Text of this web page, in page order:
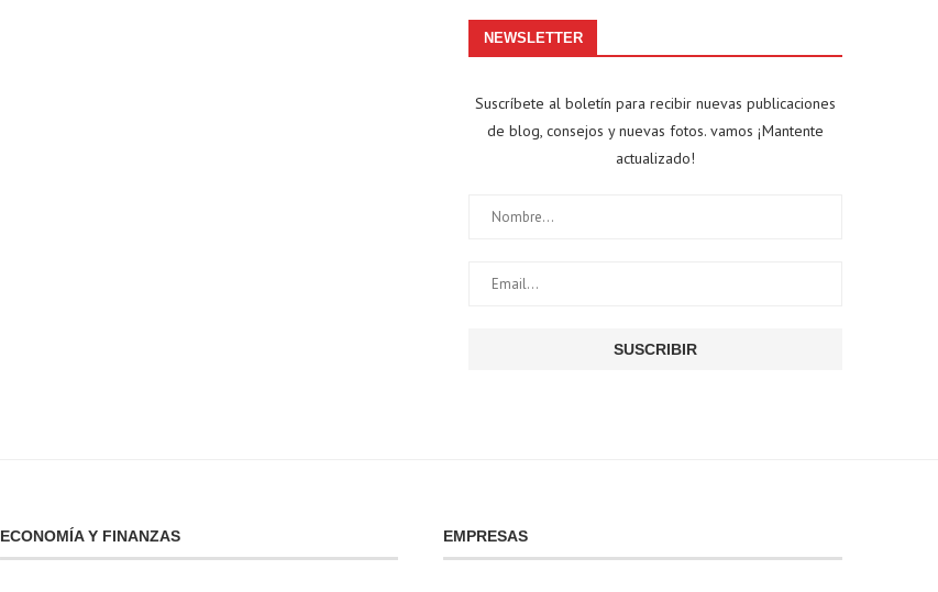
NEWSLETTER
Suscríbete al boletín para recibir nuevas publicaciones
de blog, consejos y nuevas fotos. vamos ¡Mantente
actualizado!
ECONOMÍA Y FINANZAS EMPRESAS